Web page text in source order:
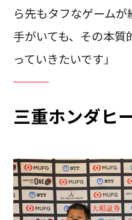
ら先もタフなゲーム
手がいても、その本
っていきたいです」
三重ホンダヒ